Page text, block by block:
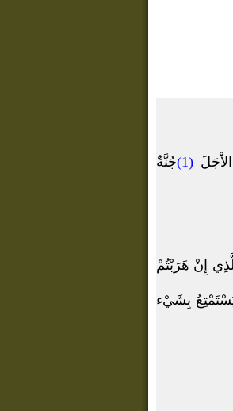
(1)
جُنَّةٌ
إِنْ هَرَبْتُمْ
بِشَيْء